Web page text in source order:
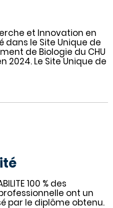
et Innovation en
dans le Site Unique de
de Biologie du CHU
2024. Le Site Unique de
100 % des
ont un
par le diplôme obtenu.